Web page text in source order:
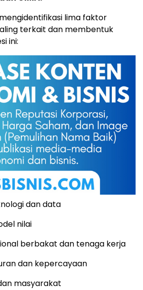
lima faktor
terkait dan membentuk
ini:
dan data
nilai
berbakat dan tenaga kerja
dan kepercayaan
masyarakat